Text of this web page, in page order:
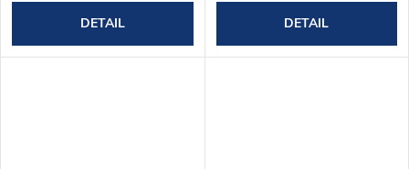
DETAIL DETAIL